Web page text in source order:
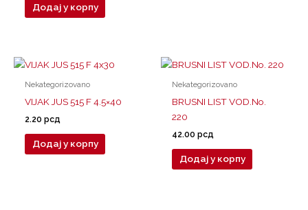
Додај у корпу
Nekategorizovano
VIJAK JUS 515 F 4.5×40
2.20рсд
Додај у корпу
Nekategorizovano
BRUSNI LIST VOD.No.
220
42.00рсд
Додај у корпу